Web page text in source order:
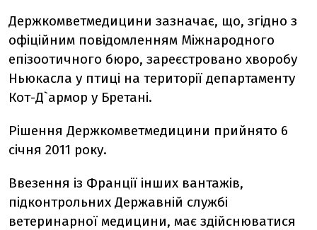
Держкомветмедицини зазначає, що, згідно з
офіційним повідомленням Міжнародного
епізоотичного бюро, зареєстровано хворобу
Ньюкасла у птиці на території департаменту
Кот-Д`армор у Бретані.
Рішення Держкомветмедицини прийнято 6
січня 2011 року.
Ввезення із Франції інших вантажів,
підконтрольних Державній службі
ветеринарної медицини, має здійснюватися